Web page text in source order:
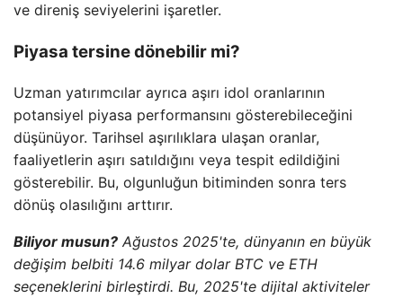
ve direniş seviyelerini işaretler.
Piyasa tersine dönebilir mi?
Uzman yatırımcılar ayrıca aşırı idol oranlarının
potansiyel piyasa performansını gösterebileceğini
düşünüyor. Tarihsel aşırılıklara ulaşan oranlar,
faaliyetlerin aşırı satıldığını veya tespit edildiğini
gösterebilir. Bu, olgunluğun bitiminden sonra ters
dönüş olasılığını arttırır.
Biliyor musun? Ağustos 2025'te, dünyanın en büyük
değişim belbiti 14.6 milyar dolar BTC ve ETH
seçeneklerini birleştirdi. Bu, 2025'te dijital aktiviteler